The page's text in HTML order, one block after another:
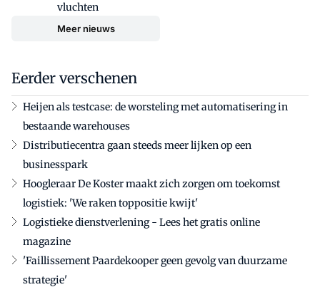
vluchten
Meer nieuws
Eerder verschenen
Heijen als testcase: de worsteling met automatisering in
bestaande warehouses
Distributiecentra gaan steeds meer lijken op een
businesspark
Hoogleraar De Koster maakt zich zorgen om toekomst
logistiek: 'We raken toppositie kwijt'
Logistieke dienstverlening - Lees het gratis online
magazine
'Faillissement Paardekooper geen gevolg van duurzame
strategie'